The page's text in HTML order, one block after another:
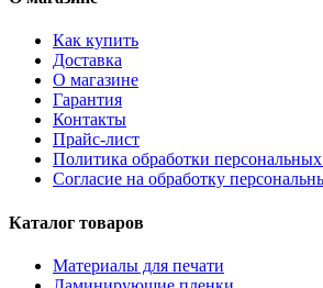
Как купить
Доставка
О магазине
Гарантия
Контакты
Прайс-лист
Политика обработки
Согласие на обработку
Каталог товаров
Материалы для печати